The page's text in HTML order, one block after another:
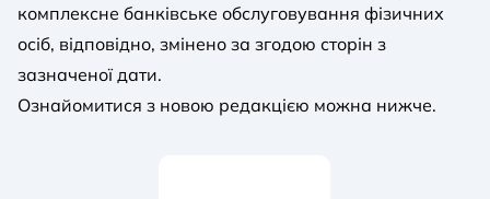
комплексне банківське обслуговування фізичних
осіб, відповідно, змінено за згодою сторін з
зазначеної дати.
Ознайомитися з новою редакцією можна нижче.